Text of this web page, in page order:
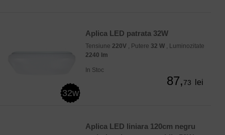
32w
Aplica LED patrata 32W
Tensiune 220V , Putere 32 W , Luminozitate
2240 lm
In Stoc
87,73 lei
Aplica LED liniara 120cm negru